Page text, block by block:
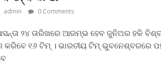
admin 0 Comments
୨୪ ତାରିଖରେ ଆରମ୍ଭ ହେବ ଜୁନିଅର ହକି
୧୬ ଟିମ୍ । ଭାରତୀୟ ଟିମ୍‌ ଭୁବନେଶ୍ବରରେ